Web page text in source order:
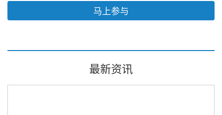
马上参与
最新资讯